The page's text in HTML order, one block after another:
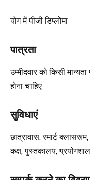
योग में पीजी डिप्लोमा
पात्रता
उम्मीदवार को किसी मान्यता
होना चाहिए
सुविधाएं
छात्रावास, स्मार्ट
कक्ष, पुस्तकालय,